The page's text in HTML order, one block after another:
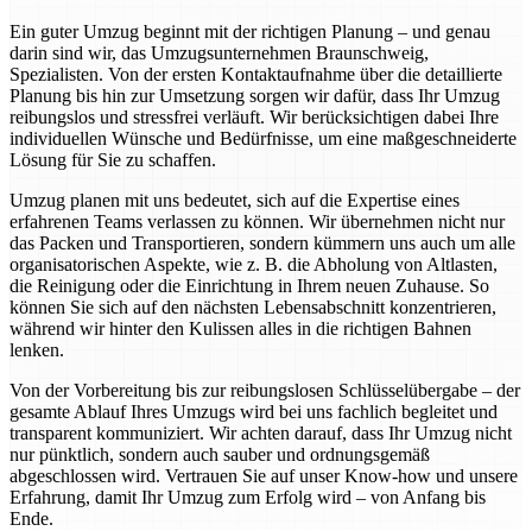
Ein guter Umzug beginnt mit der richtigen Planung – und genau
darin sind wir, das Umzugsunternehmen Braunschweig,
Spezialisten. Von der ersten Kontaktaufnahme über die detaillierte
Planung bis hin zur Umsetzung sorgen wir dafür, dass Ihr Umzug
reibungslos und stressfrei verläuft. Wir berücksichtigen dabei Ihre
individuellen Wünsche und Bedürfnisse, um eine maßgeschneiderte
Lösung für Sie zu schaffen.
Umzug planen mit uns bedeutet, sich auf die Expertise eines
erfahrenen Teams verlassen zu können. Wir übernehmen nicht nur
das Packen und Transportieren, sondern kümmern uns auch um alle
organisatorischen Aspekte, wie z. B. die Abholung von Altlasten,
die Reinigung oder die Einrichtung in Ihrem neuen Zuhause. So
können Sie sich auf den nächsten Lebensabschnitt konzentrieren,
während wir hinter den Kulissen alles in die richtigen Bahnen
lenken.
Von der Vorbereitung bis zur reibungslosen Schlüsselübergabe – der
gesamte Ablauf Ihres Umzugs wird bei uns fachlich begleitet und
transparent kommuniziert. Wir achten darauf, dass Ihr Umzug nicht
nur pünktlich, sondern auch sauber und ordnungsgemäß
abgeschlossen wird. Vertrauen Sie auf unser Know-how und unsere
Erfahrung, damit Ihr Umzug zum Erfolg wird – von Anfang bis
Ende.